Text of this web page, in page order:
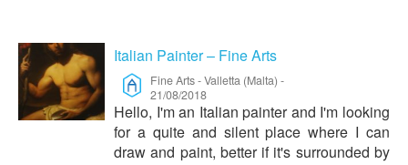
Italian Painter – Fine Arts
Fine Arts-Valletta (Malta) -
21/08/2018
Hello, I'm an Italian painter and I'm looking
for a quite and silent place where I can
draw and paint, better if it's surrounded by